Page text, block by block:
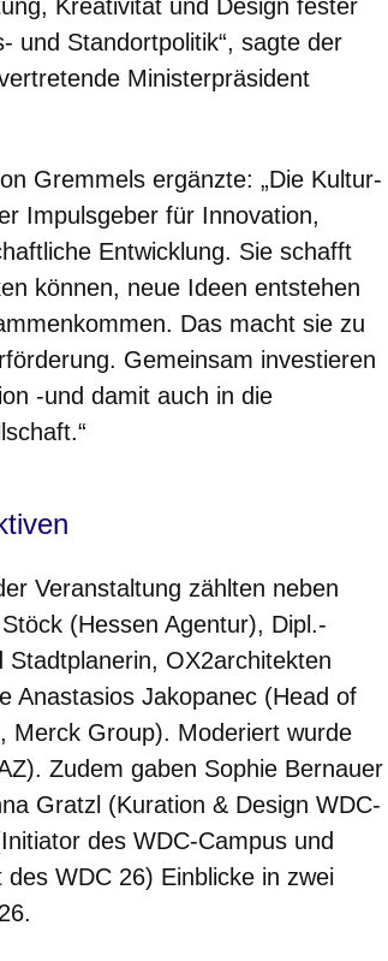
Kreativität und Design fester
und Standortpolitik“, sagte der
Ministerpräsident
Gremmels ergänzte: „Die Kultur-
Impulsgeber für Innovation,
Entwicklung. Sie schafft
können, neue Ideen entstehen
Das macht sie zu
Gemeinsam investieren
-und damit auch in die
Veranstaltung zählten neben
(Hessen Agentur), Dipl.-
OX2architekten
Anastasios Jakopanec (Head of
Merck Group). Moderiert wurde
Zudem gaben Sophie Bernauer
Gratzl (Kuration & Design WDC-
des WDC-Campus und
WDC 26) Einblicke in zwei